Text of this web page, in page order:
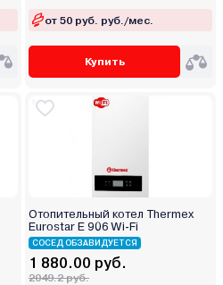
от 50 руб. руб./мес.
Купить
Отопительный котел Thermex
Eurostar E 906 Wi-Fi
СОСЕД ОБЗАВИДУЕТСЯ
1 880.00 руб.
2049.2 руб.